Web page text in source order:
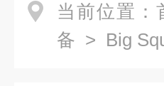
当前位置：
备 > Big